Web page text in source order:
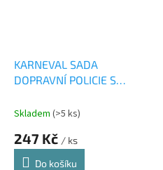
KARNEVAL SADA
DOPRAVNÍ POLICIE S
Skladem (>5 ks)
247 Kč / ks
Do košíku